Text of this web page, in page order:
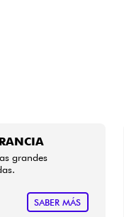
grandes
SABER MÁS